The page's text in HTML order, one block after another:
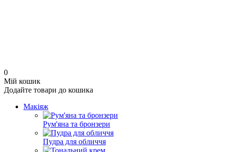
0
Мій кошик
Додайте товари до кошика
Макіяж
Рум'яна та бронзери
Пудра для обличчя